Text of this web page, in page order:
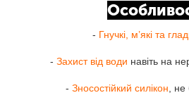
- Гнучкі, м’які та
- Захист від води навіть на
- Зносостійкий силікон ,